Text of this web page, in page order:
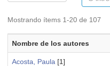
Mostrando ítems 1-20 de 107
Nombre de los autores
Acosta, Paula [1]